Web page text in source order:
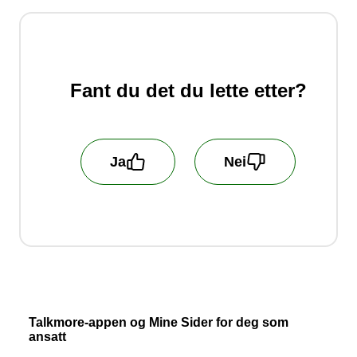
Fant du det du lette etter?
Ja Nei
misfornøyd med!
Talkmore-appen og Mine Sider for deg som
ansatt